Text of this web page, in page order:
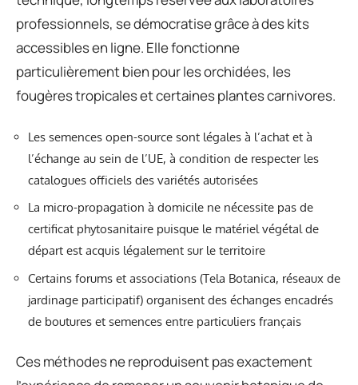
professionnels, se démocratise grâce à des kits
accessibles en ligne. Elle fonctionne
particulièrement bien pour les orchidées, les
fougères tropicales et certaines plantes carnivores.
Les semences open-source sont légales à l’achat et à
l’échange au sein de l’UE, à condition de respecter les
catalogues officiels des variétés autorisées
La micro-propagation à domicile ne nécessite pas de
certificat phytosanitaire puisque le matériel végétal de
départ est acquis légalement sur le territoire
Certains forums et associations (Tela Botanica, réseaux de
jardinage participatif) organisent des échanges encadrés
de boutures et semences entre particuliers français
Ces méthodes ne reproduisent pas exactement